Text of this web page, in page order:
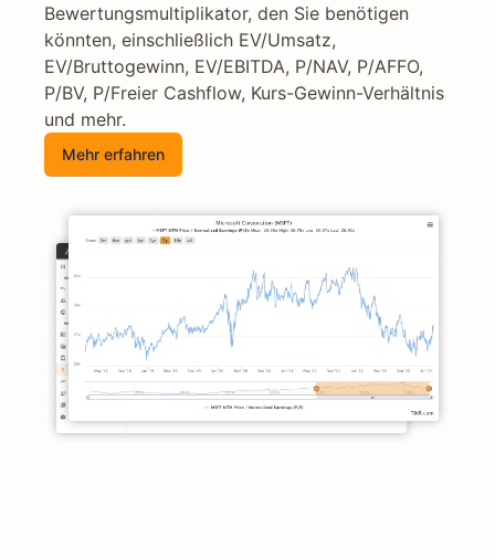
Bewertungsmultiplikator, den Sie benötigen
könnten, einschließlich EV/Umsatz,
EV/Bruttogewinn, EV/EBITDA, P/NAV, P/AFFO,
P/BV, P/Freier Cashflow, Kurs-Gewinn-Verhältnis
und mehr.
Mehr erfahren